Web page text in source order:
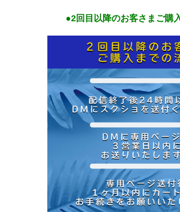
●2回目以降のお客さまご購